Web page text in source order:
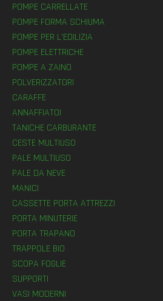
POMPE CARRELLATE
POMPE FORMA SCHIUMA
POMPE PER L’EDILIZIA
POMPE ELETTRICHE
POMPE A ZAINO
POLVERIZZATORI
CARAFFE
ANNAFFIATOI
TANICHE CARBURANTE
CESTE MULTIUSO
PALE MULTIUSO
PALE DA NEVE
MANICI
CASSETTE PORTA ATTREZZI
PORTA MINUTERIE
PORTA TRAPANO
TRAPPOLE BIO
SCOPA FOGLIE
SUPPORTI
VASI MODERNI